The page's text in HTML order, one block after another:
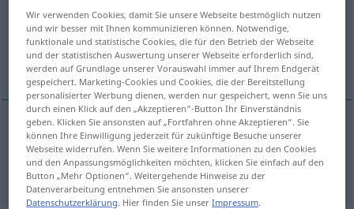
Übersicht aller Übersetzungen
(Für mehr Details die Übersetzung anklicken/antippen)
socialism
socialism Sozialismus POL WIRTSCH
Wir verwenden Cookies, damit Sie unsere Webseite bestmöglich nutzen
und wir besser mit Ihnen kommunizieren können. Notwendige,
funktionale und statistische Cookies, die für den Betrieb der Webseite
und der statistischen Auswertung unserer Webseite erforderlich sind,
werden auf Grundlage unserer Vorauswahl immer auf Ihrem Endgerät
gespeichert. Marketing-Cookies und Cookies, die der Bereitstellung
personalisierter Werbung dienen, werden nur gespeichert, wenn Sie uns
durch einen Klick auf den „Akzeptieren“-Button Ihr Einverständnis
geben. Klicken Sie ansonsten auf „Fortfahren ohne Akzeptieren“. Sie
können Ihre Einwilligung jederzeit für zukünftige Besuche unserer
Webseite widerrufen. Wenn Sie weitere Informationen zu den Cookies
und den Anpassungsmöglichkeiten möchten, klicken Sie einfach auf den
Button „Mehr Optionen“. Weitergehende Hinweise zu der
Datenverarbeitung entnehmen Sie ansonsten unserer
Datenschutzerklärung. Hier finden Sie unserImpressum.